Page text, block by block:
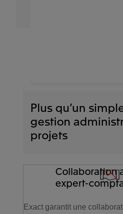
Plus qu’un
gestion
projets
Collaboration
expert-
Exact garantit une